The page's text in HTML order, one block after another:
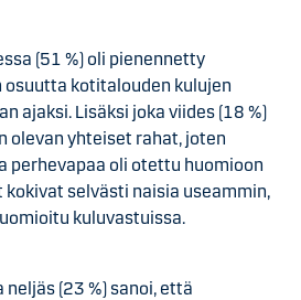
(51 %) oli pienennetty
osuutta kotitalouden kulujen
ajaksi. Lisäksi joka viides (18 %)
olevan yhteiset rahat, joten
perhevapaa oli otettu huomioon
kokivat selvästi naisia useammin,
kuluvastuissa.
(23 %) sanoi, että